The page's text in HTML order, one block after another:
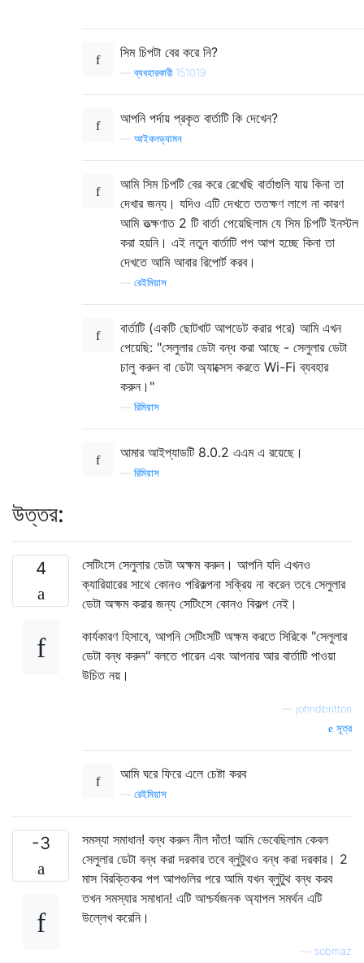
সিম চিপটা বের করে নি?
—ব্যবহারকারী 151019
আপনি পর্দায় প্রকৃত বার্তাটি কি দেখেন?
আইকনড্যামন
আমি সিম চিপটি বের করে রেখেছি বার্তাগুলি যায় কিনা তা
দেখার জন্য। যদিও এটি দেখতে ততক্ষণ লাগে না কারণ
আমি তত্ক্ষণাত 2 টি বার্তা পেয়েছিলাম যে সিম চিপটি ইনস্টল
করা হয়নি। এই নতুন বার্তাটি পপ আপ হচ্ছে কিনা তা
দেখতে আমি আবার রিপোর্ট করব।
রেইমিয়াস
বার্তাটি (একটি ছোটখাট আপডেট করার পরে) আমি এখন
পেয়েছি: "সেলুলার ডেটা বন্ধ করা আছে - সেলুলার ডেটা
চালু করুন বা ডেটা অ্যাক্সেস করতে Wi-Fi ব্যবহার
করুন।"
রিমিয়াস
আমার আইপ্যাডটি 8.0.2 এএম এ রয়েছে।
রিমিয়াস
উত্তর:
4
সেটিংসে সেলুলার ডেটা অক্ষম করুন। আপনি যদি এখনও
ক্যারিয়ারের সাথে কোনও পরিকল্পনা সক্রিয় না করেন তবে সেলুলার
ডেটা অক্ষম করার জন্য সেটিংসে কোনও বিকল্প নেই।
কার্যকারণ হিসাবে, আপনি সেটিংসটি অক্ষম করতে সিরিকে "সেলুলার
ডেটা বন্ধ করুন" বলতে পারেন এবং আপনার আর বার্তাটি পাওয়া
উচিত নয়।
johndbritton
সূত্র
আমি ঘরে ফিরে এলে চেষ্টা করব
রেইমিয়াস
-3
সমস্যা সমাধান! বন্ধ করুন নীল দাঁত! আমি ভেবেছিলাম কেবল
সেলুলার ডেটা বন্ধ করা দরকার তবে ব্লুটুথও বন্ধ করা দরকার। 2
মাস বিরক্তিকর পপ আপগুলির পরে আমি যখন ব্লুটুথ বন্ধ করব
তখন সমস্যার সমাধান! এটি আশ্চর্যজনক অ্যাপল সমর্থন এটি
উল্লেখ করেনি।
sobmaz